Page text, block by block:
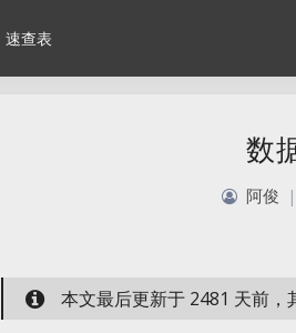
速查表
数
阿俊 |
本文最后更新于 2481 天前，